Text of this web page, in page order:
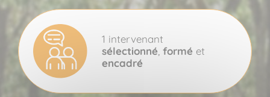
1 intervenant
sélectionné, formé et
encadré